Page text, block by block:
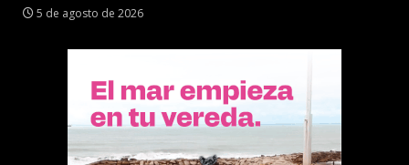
5 de agosto de 2026